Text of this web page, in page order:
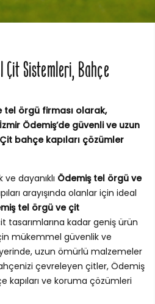
Çit Sistemleri, Bahçe
tel örgü firması olarak,
Ödemiş’de güvenli ve uzun
bahçe kapıları çözümler
dayanıklı Ödemiş tel örgü ve
arayışında olanlar için ideal
tel örgü ve çit
tasarımlarına kadar geniş ürün
mükemmel güvenlik ve
uzun ömürlü malzemeler
çevreleyen çitler, Ödemiş
kapıları ve koruma çözümleri